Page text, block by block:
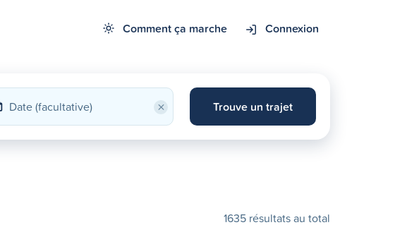
Comment ça marche Connexion
× Trouve un trajet
1635 résultats au total